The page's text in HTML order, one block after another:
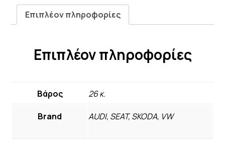
Επιπλέον πληροφορίες
Επιπλέον πληροφορίες
Βάρος 26 κ.
Brand AUDI, SEAT, SKODA, VW